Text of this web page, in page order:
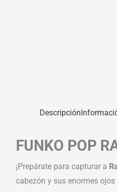
Descripción
FUNKO POP
¡Prepárate para capturar a
cabezón y sus enormes